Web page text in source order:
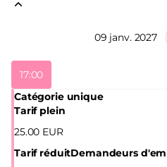
17:00
Catégorie unique
Tarif plein
25.00 EUR
Tarif réduitDemandeurs